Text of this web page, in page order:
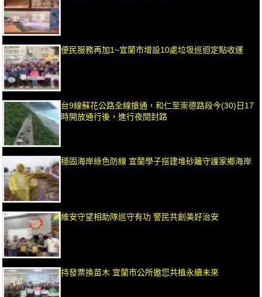
便民服務再加1~宜蘭市增設10處垃圾巡迴定點收運
台9線蘇花公路全線搶通，和仁至崇德路段今(30)日17
時開放通行後，進行夜間封路
穩固海岸綠色防線 宜蘭學子搭建堆砂籬守護家鄉海岸
維安守望相助隊巡守有功 警民共創美好治安
持發票換苗木 宜蘭市公所邀您共植永續未來